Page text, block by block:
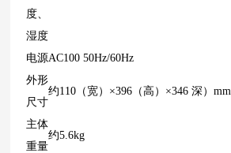
度、
湿度
电源AC100 50Hz/60Hz
外形
尺寸
约110（宽）×396（高）×346 深）mm
主体
重量
约5.6kg